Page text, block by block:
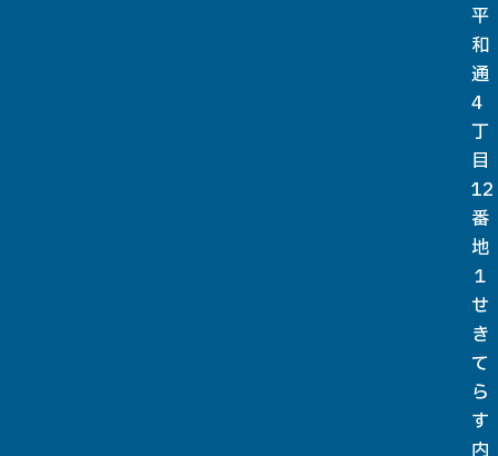
平
和
通
4
丁
目
12
番
地
１
せ
き
て
ら
す